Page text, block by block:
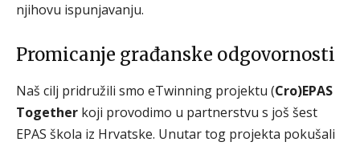
njihovu ispunjavanju.
Promicanje građanske odgovornosti
Naš cilj pridružili smo eTwinning projektu (Cro)EPAS
Together koji provodimo u partnerstvu s još šest
EPAS škola iz Hrvatske. Unutar tog projekta pokušali